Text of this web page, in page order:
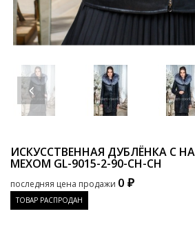
ИСКУССТВЕННАЯ ДУБЛЁНКА С
МЕХОМ GL-9015-2-90-CH-CH
последняя цена продажи 0 ₽
ТОВАР РАСПРОДАН